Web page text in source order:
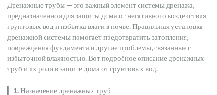
Дренажные трубы — это важный элемент системы дренажа,
предназначенной для защиты дома от негативного воздействия
грунтовых вод и избытка влаги в почве. Правильная установка
дренажной системы помогает предотвратить затопления,
повреждения фундамента и другие проблемы, связанные с
избыточной влажностью. Вот подробное описание дренажных
труб и их роли в защите дома от грунтовых вод.
1.Назначение дренажных труб